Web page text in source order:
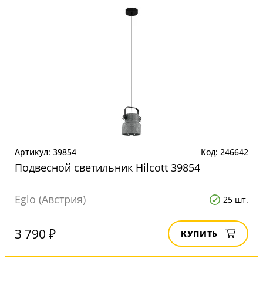
Артикул: 39854 Код: 246642
Подвесной светильник Hilcott 39854
Eglo (Австрия) 25 шт.
3 790 ₽ КУПИТЬ